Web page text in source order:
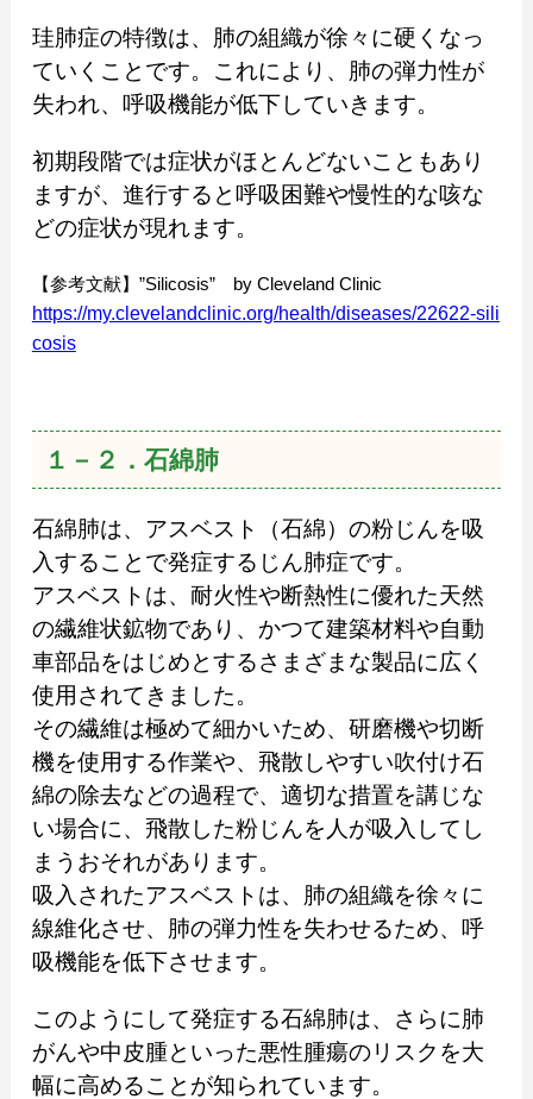
珪肺症の特徴は、肺の組織が徐々に硬くなっ
ていくことです。これにより、肺の弾力性が
失われ、呼吸機能が低下していきます。
初期段階では症状がほとんどないこともあり
ますが、進行すると呼吸困難や慢性的な咳な
どの症状が現れます。
【参考文献】”Silicosis” by Cleveland Clinic
https://my.clevelandclinic.org/health/diseases/22622-sili
cosis
１－２．石綿肺
石綿肺は、アスベスト（石綿）の粉じんを吸
入することで発症するじん肺症です。
アスベストは、耐火性や断熱性に優れた天然
の繊維状鉱物であり、かつて建築材料や自動
車部品をはじめとするさまざまな製品に広く
使用されてきました。
その繊維は極めて細かいため、研磨機や切断
機を使用する作業や、飛散しやすい吹付け石
綿の除去などの過程で、適切な措置を講じな
い場合に、飛散した粉じんを人が吸入してし
まうおそれがあります。
吸入されたアスベストは、肺の組織を徐々に
線維化させ、肺の弾力性を失わせるため、呼
吸機能を低下させます。
このようにして発症する石綿肺は、さらに肺
がんや中皮腫といった悪性腫瘍のリスクを大
幅に高めることが知られています。